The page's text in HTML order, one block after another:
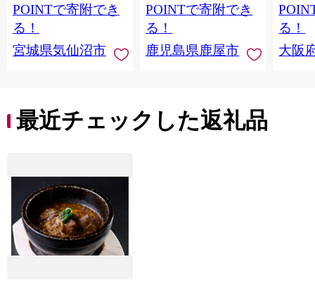
当 支援 サーモン 銀鮭
切り身 魚 わけあり
POINTで寄附でき
る！
宮城県気仙沼市
POINTで寄附でき
る！
鹿児島県鹿屋市
すめ
取り
料 ふ
堺市】
る！
大阪
最近チェックした返礼品